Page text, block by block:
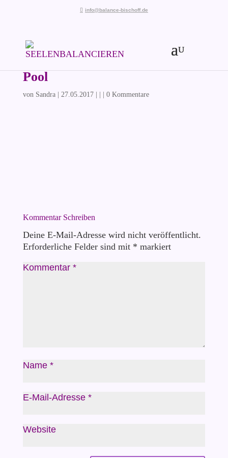
info@balance-bischoff.de
Pool
von Sandra| 27.05.2017| | | 0 Kommentare
Kommentar Schreiben
Deine E-Mail-Adresse wird nicht veröffentlicht.
Erforderliche Felder sind mit * markiert
Kommentar *
Name *
E-Mail-Adresse *
Website